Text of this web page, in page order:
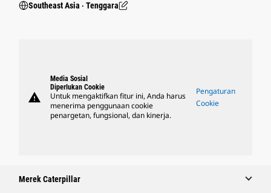
Southeast Asia ‧ Tenggara
warning
Media Sosial
Diperlukan Cookie
Untuk mengaktifkan fitur ini, Anda harus
menerima penggunaan cookie
penargetan, fungsional, dan kinerja.
Pengaturan
Cookie
Merek Caterpillar